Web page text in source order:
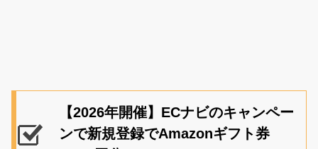
【2026年開催】ECナビのキャンペー
ンで新規登録でAmazonギフト券